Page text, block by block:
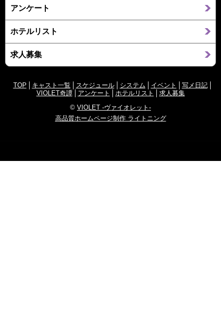
アンケート
ホテルリスト
求人募集
TOP キャスト一覧 スケジュール システム イベント
写メ日記
VIOLET奇譚
アンケート ホテルリスト
求人募集
© VIOLET -ヴァイオレット-
高品質ホームページ制作 ライトニング